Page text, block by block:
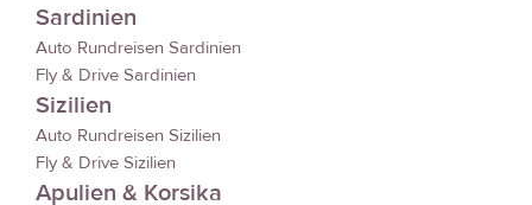
Sardinien
Auto Rundreisen Sardinien
Fly & Drive Sardinien
Sizilien
Auto Rundreisen Sizilien
Fly & Drive Sizilien
Apulien & Korsika